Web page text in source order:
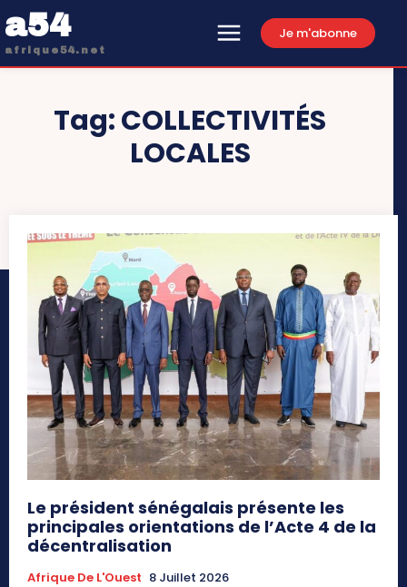
a54
afrique54.net
Je m'abonne
Tag:COLLECTIVITÉS
LOCALES
Le président sénégalais présente les
principales orientations de l’Acte 4 de la
décentralisation
Afrique De L'Ouest 8 Juillet 2026